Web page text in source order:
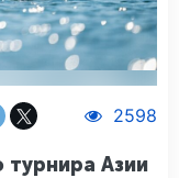
2598
турнира Азии